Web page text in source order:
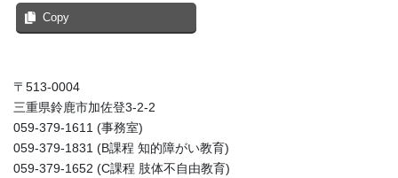
Copy
〒513-0004
三重県鈴鹿市加佐登3-2-2
059-379-1611 (事務室)
059-379-1831 (B課程 知的障がい教育)
059-379-1652 (C課程 肢体不自由教育)